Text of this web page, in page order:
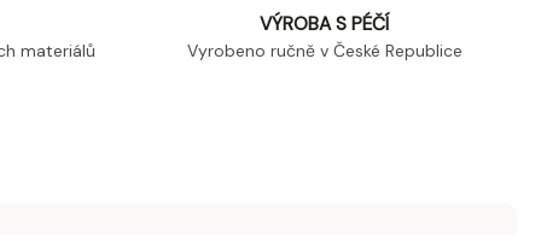
materiálů
VÝROBA S PÉČÍ
Vyrobeno ručně v České Republice